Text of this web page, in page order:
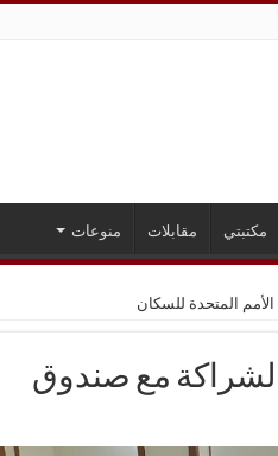
مكتبتي مقابلات منوعات
بالشراكة مع صندوق